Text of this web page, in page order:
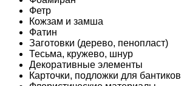
Фетр
Кожзам и замша
Фатин
Заготовки (дерево, пенопласт)
Тесьма, кружево, шнур
Декоративные элементы
Карточки, подложки для бантиков